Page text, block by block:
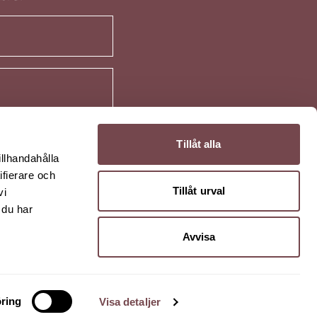
och
har
Visa detaljer
Tillåt alla
Tillåt urval
Avvisa
|info@kryast.se